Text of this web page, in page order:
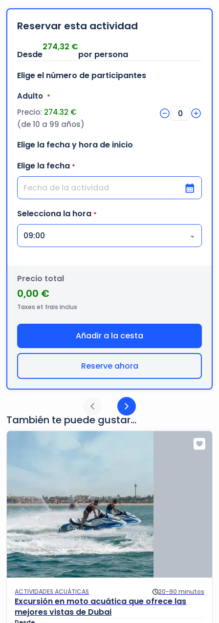
Reservar esta actividad
274,32 €
Elige el número de participantes
Adulto Cantidad
*
Precio: 274.32 € 0
(de 10 a 99 años)
Elige la fecha y hora de inicio
Elige la fecha *
DD barra MM barra AAAA
Selecciona la hora *
Precio total
0,00 €
Taxes et frais inclus
Añadir a la cesta
Reserve ahora
También te puede gustar...
ACTIVIDADES ACUÁTICAS 20-90 minutos
Excursión en moto acuática que ofrece las
mejores vistas de Dubai